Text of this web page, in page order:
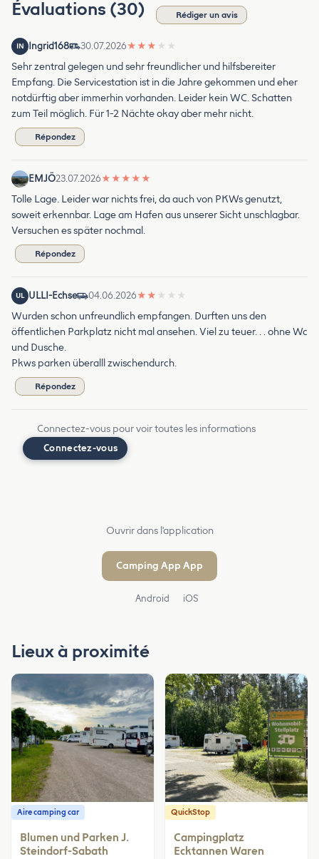
Évaluations (30) Rédiger un avis
IN Ingrid168 30.07.2026★ ★ ★ ★ ★
Sehr zentral gelegen und sehr freundlicher und hilfsbereiter
Empfang. Die Servicestation ist in die Jahre gekommen und eher
notdürftig aber immerhin vorhanden. Leider kein WC. Schatten
zum Teil möglich. Für 1-2 Nächte okay aber mehr nicht.
Répondez
EMJÖ23.07.2026★ ★ ★ ★ ★
Tolle Lage. Leider war nichts frei, da auch von PKWs genutzt,
soweit erkennbar. Lage am Hafen aus unserer Sicht unschlagbar.
Versuchen es später nochmal.
Répondez
UL ULLI-Echse 04.06.2026★ ★ ★ ★ ★
Wurden schon unfreundlich empfangen. Durften uns den
öffentlichen Parkplatz nicht mal ansehen. Viel zu teuer. . . ohne Wc
und Dusche.
Pkws parken überalll zwischendurch.
Répondez
Connectez-vous pour voir toutes les informations
Connectez-vous
Ouvrir dans l'application
Camping App App
Android iOS
Lieux à proximité
Aire camping car
Blumen und Parken J.
Steindorf-Sabath
QuickStop
Campingplatz
Ecktannen Waren